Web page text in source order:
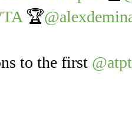
🏆
to the first